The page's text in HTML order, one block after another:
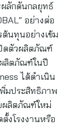
ผลักดันกลยุทธ์
อย่างต่อ
ต้นทุนอย่างเข้ม
ดตัวผลิตภัณฑ์
ลิตภัณฑ์ในปี
ได้ดำเนิน
มประสิทธิภาพ
ผลิตภัณฑ์ใหม่
งโรงงานหรือ